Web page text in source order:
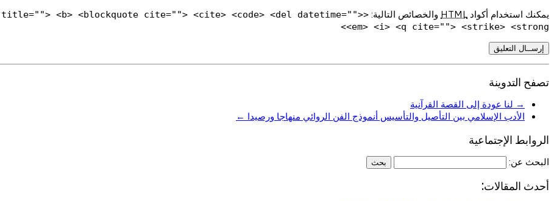
يمكنك استخدام أكواد HTML والخصائص التالية:
<b> <blockquote cite=""> <cite> <code> <del datetime="">
<em> <i> <q cite=""> <strike> <strong>
تصفح التدوينة
→ لنا عودة إلى القصة القرآنية
الأدب الإسلامي بين التأصيل والتأسيس أنموذج الفن الروائي منهاجا ورصيدا ←
الروابط الإجتماعية
البحث عن:
أحدث المقالات: